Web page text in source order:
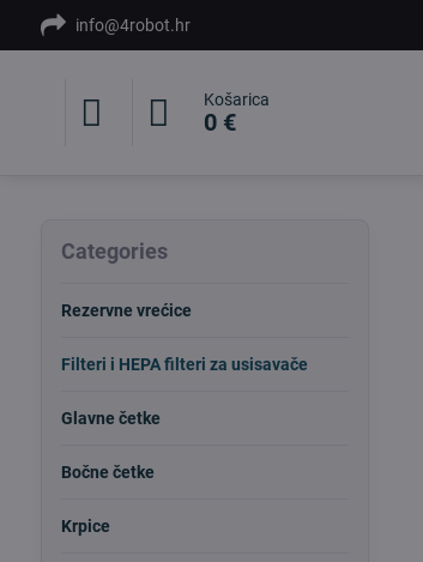
info@4robot.hr
Košarica
0 €
Categories
Rezervne vrećice
Filteri i HEPA filteri za usisavače
Glavne četke
Bočne četke
Krpice